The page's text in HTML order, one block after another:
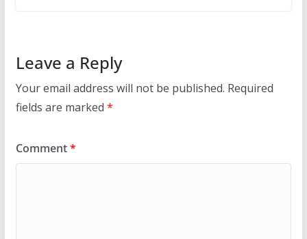
Leave a Reply
Your email address will not be published. Required
fields are marked *
Comment*